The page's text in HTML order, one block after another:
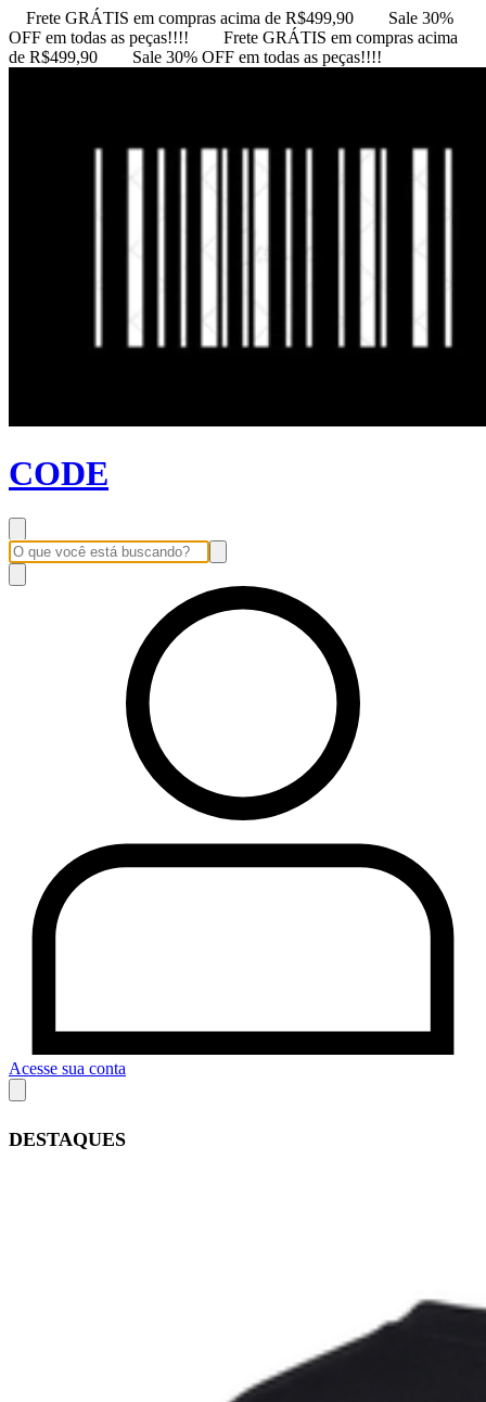
Frete GRÁTIS em compras acima de R$499,90
Sale 30%
OFF em todas as peças!!!!
Frete GRÁTIS em compras acima
de R$499,90
Sale 30% OFF em todas as peças!!!!
CODE
Acesse sua conta
DESTAQUES